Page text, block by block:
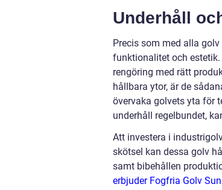
Underhåll
Precis som med alla
funktionalitet och
rengöring med rätt
hållbara ytor, är de
övervaka golvets yta för
underhåll regelbundet,
Att investera i
skötsel kan dessa golv
samt bibehållen
erbjuder Fogfria Golv